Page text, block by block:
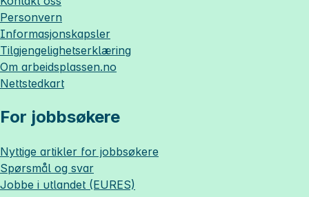
Personvern
Informasjonskapsler
Tilgjengelighetserklæring
Om arbeidsplassen.no
Nettstedkart
For jobbsøkere
Nyttige artikler for jobbsøkere
Spørsmål og svar
Jobbe i utlandet (EURES)